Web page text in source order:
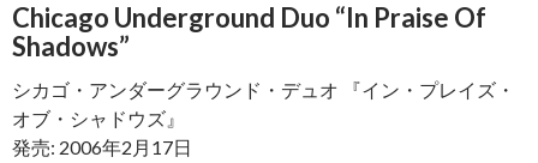
Chicago Underground Duo “In Praise Of
Shadows”
シカゴ・アンダーグラウンド・デュオ 『イン・プレイズ・
オブ・シャドウズ』
発売: 2006年2月17日